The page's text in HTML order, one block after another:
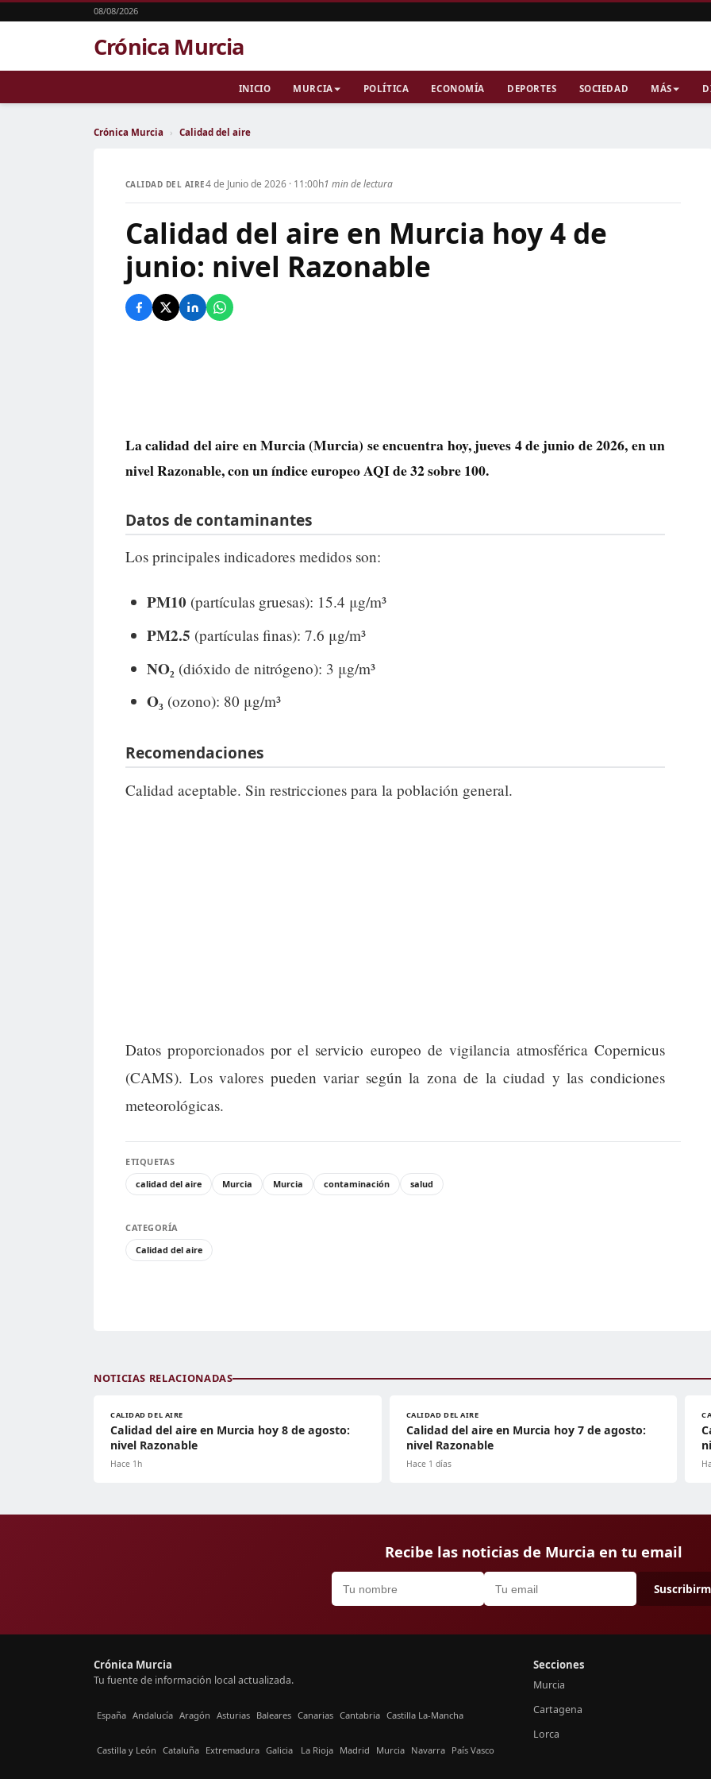
08/08/2026
Crónica Murcia
INICIO MURCIA POLÍTICA ECONOMÍA DEPORTES SOCIEDAD MÁS
Crónica Murcia › Calidad del aire
CALIDAD DEL AIRE4 de Junio de 2026 · 11:00h1 min de lectura
Calidad del aire en Murcia hoy 4 de
junio: nivel Razonable
La calidad del aire enMurcia(Murcia) se encuentra hoy, jueves 4 de junio de 2026, en un
nivelRazonable, con un índice europeo AQI de32sobre 100.
Datos de contaminantes
Los principales indicadores medidos son:
PM10 (partículas gruesas): 15.4 μg/m³
PM2.5 (partículas finas): 7.6 μg/m³
NO₂ (dióxido de nitrógeno): 3 μg/m³
O₃ (ozono): 80 μg/m³
Recomendaciones
Calidad aceptable. Sin restricciones para la población general.
Datos proporcionados por el servicio europeo de vigilancia atmosférica Copernicus
(CAMS). Los valores pueden variar según la zona de la ciudad y las condiciones
meteorológicas.
ETIQUETAS
calidad del aire
Murcia Murcia contaminación salud
CATEGORÍA
Calidad del aire
NOTICIAS RELACIONADAS
CALIDAD DEL AIRE
Calidad del aire en Murcia hoy 8 de agosto:
nivel Razonable
Hace 1h
CALIDAD DEL AIRE
Calidad del aire en Murcia hoy 7 de agosto:
nivel Razonable
Hace 1 días
Recibe las noticias de Murcia en tu email
Crónica Murcia
Tu fuente de información local actualizada.
España Andalucía Aragón Asturias Baleares Canarias Cantabria Castilla La-Mancha
Castilla y León Cataluña Extremadura Galicia La Rioja Madrid Murcia Navarra País Vasco
Secciones
Murcia
Cartagena
Lorca